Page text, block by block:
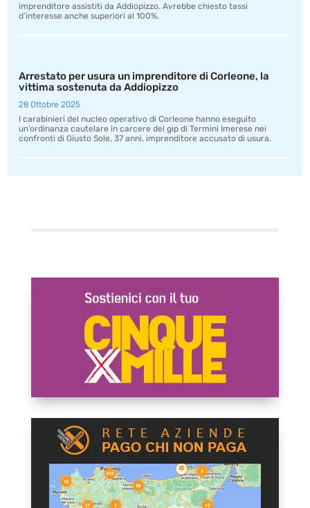
imprenditore assistiti da Addiopizzo. Avrebbe chiesto tassi
d’interesse anche superiori al 100%.
Arrestato per usura un imprenditore di Corleone, la
vittima sostenuta da Addiopizzo
28 Ottobre 2025
I carabinieri del nucleo operativo di Corleone hanno eseguito
un’ordinanza cautelare in carcere del gip di Termini Imerese nei
confronti di Giusto Sole, 37 anni, imprenditore accusato di usura.